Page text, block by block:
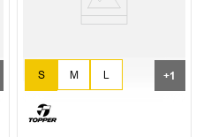
S M L
XL
+1